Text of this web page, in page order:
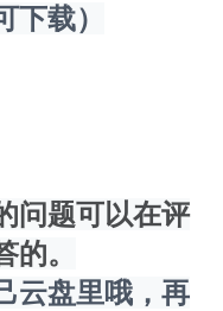
载）
问题可以在评
。
云盘里哦，再